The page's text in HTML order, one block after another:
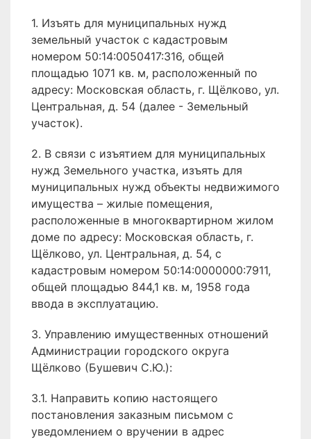
1. Изъять для муниципальных нужд
земельный участок с кадастровым
номером 50:14:0050417:316, общей
площадью 1071 кв. м, расположенный по
адресу: Московская область, г. Щёлково, ул.
Центральная, д. 54 (далее - Земельный
участок).
2. В связи с изъятием для муниципальных
нужд Земельного участка, изъять для
муниципальных нужд объекты недвижимого
имущества – жилые помещения,
расположенные в многоквартирном жилом
доме по адресу: Московская область, г.
Щёлково, ул. Центральная, д. 54, с
кадастровым номером 50:14:0000000:7911,
общей площадью 844,1 кв. м, 1958 года
ввода в эксплуатацию.
3. Управлению имущественных отношений
Администрации городского округа
Щёлково (Бушевич С.Ю.):
3.1. Направить копию настоящего
постановления заказным письмом с
уведомлением о вручении в адрес